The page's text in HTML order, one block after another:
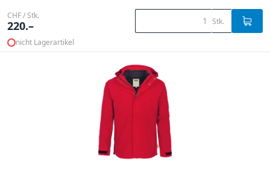
CHF / Stk.
220.– Stk.
nicht Lagerartikel